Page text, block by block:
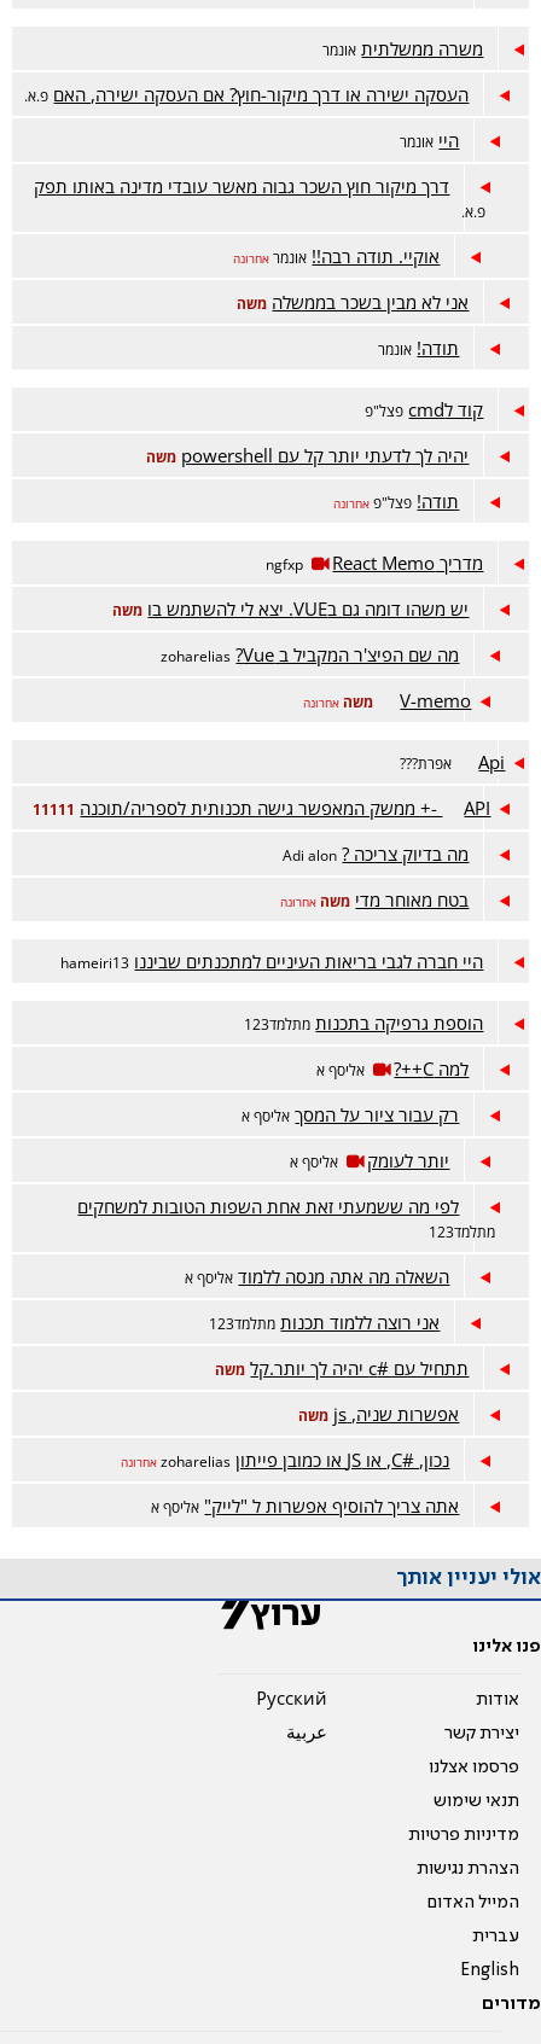
משרה ממשלתית אונמר
העסקה ישירה או דרך מיקור-חוץ? אם העסקה ישירה, האם פ.א.
היי אונמר
דרך מיקור חוץ השכר גבוה מאשר עובדי מדינה באותו תפק
פ.א.
אוקיי. תודה רבה!! אונמר אחרונה
אני לא מבין בשכר בממשלה משה
תודה! אונמר
קוד לcmd פצל"פ
יהיה לך לדעתי יותר קל עם powershell משה
תודה! פצל"פ אחרונה
מדריך React Memo ngfxp
יש משהו דומה גם בVUE. יצא לי להשתמש בו משה
מה שם הפיצ'ר המקביל ב Vue? zoharelias
V-memo משה אחרונה
Api אפרת???
API -+ ממשק המאפשר גישה תכנותית לספריה/תוכנה 11111
מה בדיוק צריכה ? Adi alon
בטח מאוחר מדי משה אחרונה
היי חברה לגבי בריאות העיניים למתכנתים שביננו hameiri13
הוספת גרפיקה בתכנות מתלמד123
למה C++? אליסף א
רק עבור ציור על המסך אליסף א
יותר לעומק אליסף א
לפי מה ששמעתי זאת אחת השפות הטובות למשחקים
מתלמד123
השאלה מה אתה מנסה ללמוד אליסף א
אני רוצה ללמוד תכנות מתלמד123
תתחיל עם #c יהיה לך יותר.קל משה
אפשרות שניה, js משה
נכון, #C, או JS או כמובן פייתון zoharelias אחרונה
אתה צריך להוסיף אפשרות ל "לייק" אליסף א
אולי יעניין אותך
פנו אלינו
אודות
יצירת קשר
פרסמו אצלנו
תנאי שימוש
מדיניות פרטיות
הצהרת נגישות
המייל האדום
עברית
English
Pусский
عربية
מדורים